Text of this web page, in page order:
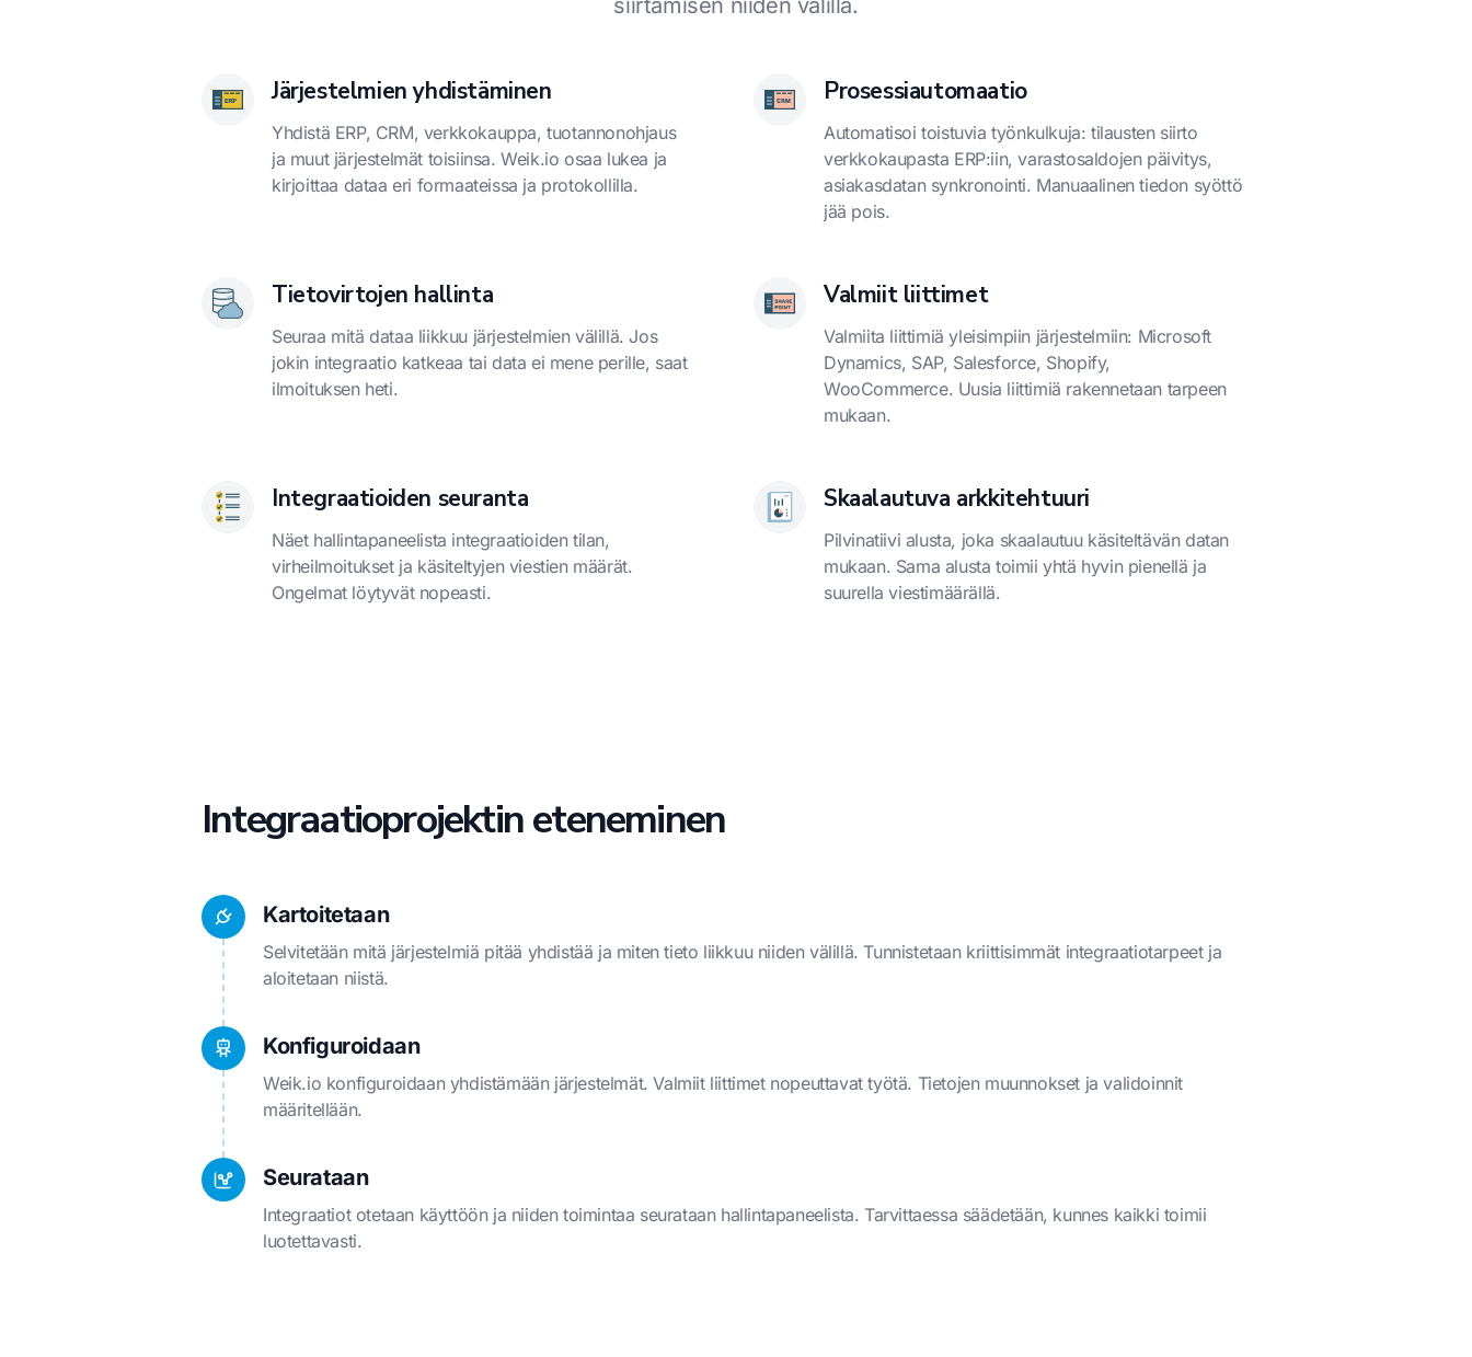
siirtämisen niiden välillä.
Järjestelmien yhdistäminen
Yhdistä ERP, CRM, verkkokauppa, tuotannonohjaus
ja muut järjestelmät toisiinsa. Weik.io osaa lukea ja
kirjoittaa dataa eri formaateissa ja protokollilla.
Prosessiautomaatio
Automatisoi toistuvia työnkulkuja: tilausten siirto
verkkokaupasta ERP:iin, varastosaldojen päivitys,
asiakasdatan synkronointi. Manuaalinen tiedon syöttö
jää pois.
Tietovirtojen hallinta
Seuraa mitä dataa liikkuu järjestelmien välillä. Jos
jokin integraatio katkeaa tai data ei mene perille, saat
ilmoituksen heti.
Valmiit liittimet
Valmiita liittimiä yleisimpiin järjestelmiin: Microsoft
Dynamics, SAP, Salesforce, Shopify,
WooCommerce. Uusia liittimiä rakennetaan tarpeen
mukaan.
Integraatioiden seuranta
Näet hallintapaneelista integraatioiden tilan,
virheilmoitukset ja käsiteltyjen viestien määrät.
Ongelmat löytyvät nopeasti.
Skaalautuva arkkitehtuuri
Pilvinatiivi alusta, joka skaalautuu käsiteltävän datan
mukaan. Sama alusta toimii yhtä hyvin pienellä ja
suurella viestimäärällä.
Integraatioprojektin eteneminen
Kartoitetaan
Selvitetään mitä järjestelmiä pitää yhdistää ja miten tieto liikkuu niiden välillä. Tunnistetaan kriittisimmät integraatiotarpeet ja
aloitetaan niistä.
Konfiguroidaan
Weik.io konfiguroidaan yhdistämään järjestelmät. Valmiit liittimet nopeuttavat työtä. Tietojen muunnokset ja validoinnit
määritellään.
Seurataan
Integraatiot otetaan käyttöön ja niiden toimintaa seurataan hallintapaneelista. Tarvittaessa säädetään, kunnes kaikki toimii
luotettavasti.